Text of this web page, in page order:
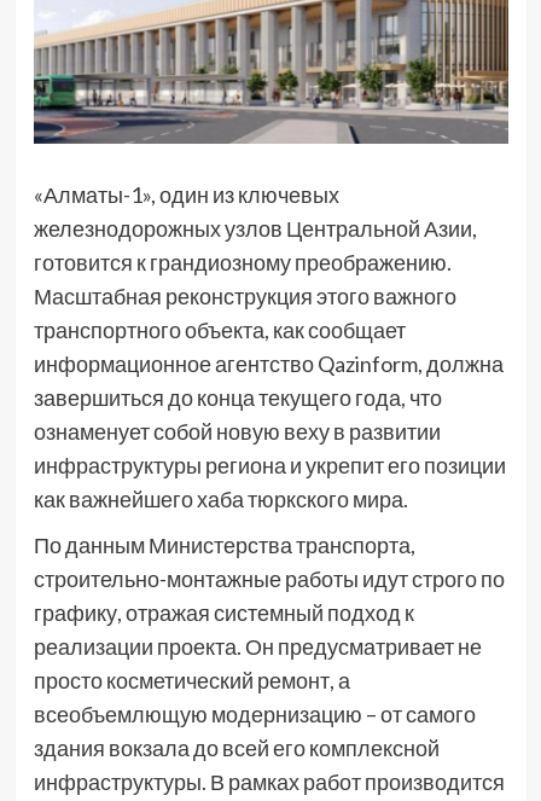
«Алматы-1», один из ключевых
железнодорожных узлов Центральной Азии,
готовится к грандиозному преображению.
Масштабная реконструкция этого важного
транспортного объекта, как сообщает
информационное агентство Qazinform, должна
завершиться до конца текущего года, что
ознаменует собой новую веху в развитии
инфраструктуры региона и укрепит его позиции
как важнейшего хаба тюркского мира.
По данным Министерства транспорта,
строительно-монтажные работы идут строго по
графику, отражая системный подход к
реализации проекта. Он предусматривает не
просто косметический ремонт, а
всеобъемлющую модернизацию – от самого
здания вокзала до всей его комплексной
инфраструктуры. В рамках работ производится